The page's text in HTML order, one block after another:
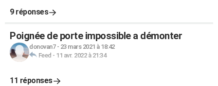
9 réponses
Poignée de porte impossible a démonter
donovan7- 23 mars 2021 à 18:42
Feed - 11 avr. 2022 à 21:34
11 réponses